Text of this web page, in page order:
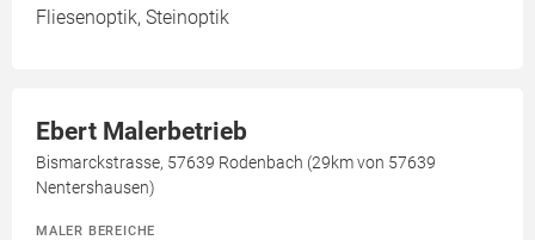
Fliesenoptik, Steinoptik
Ebert Malerbetrieb
Bismarckstrasse, 57639 Rodenbach (29km von 57639
Nentershausen)
MALER BEREICHE